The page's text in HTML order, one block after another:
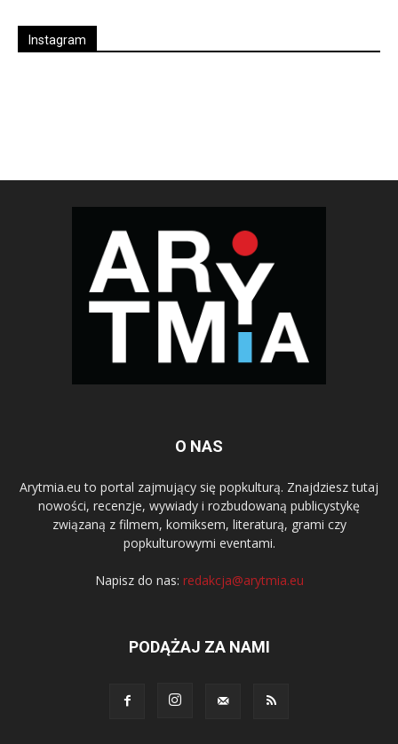
Instagram
O NAS
Arytmia.eu to portal zajmujący się popkulturą. Znajdziesz tutaj
nowości, recenzje, wywiady i rozbudowaną publicystykę
związaną z filmem, komiksem, literaturą, grami czy
popkulturowymi eventami.
Napisz do nas: redakcja@arytmia.eu
PODĄŻAJ ZA NAMI